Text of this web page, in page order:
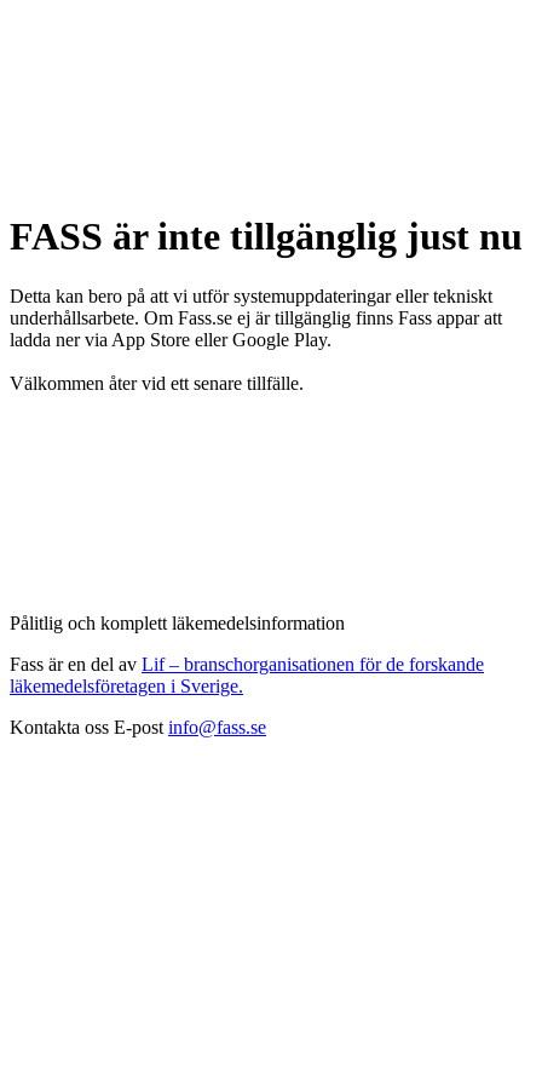
FASS är inte tillgänglig just nu
Detta kan bero på att vi utför systemuppdateringar eller tekniskt
underhållsarbete. Om Fass.se ej är tillgänglig finns Fass appar att
ladda ner via App Store eller Google Play.
Välkommen åter vid ett senare tillfälle.
Pålitlig och komplett läkemedelsinformation
Fass är en del av Lif – branschorganisationen för de forskande
läkemedelsföretagen i Sverige.
Kontakta oss E-post info@fass.se